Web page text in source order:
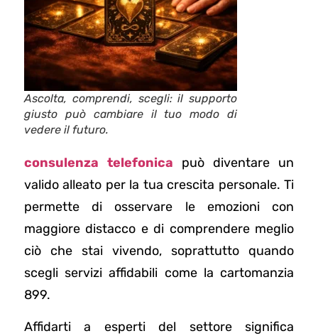
Ascolta, comprendi, scegli: il supporto
giusto può cambiare il tuo modo di
vedere il futuro.
consulenza telefonica può diventare un
valido alleato per la tua crescita personale. Ti
permette di osservare le emozioni con
maggiore distacco e di comprendere meglio
ciò che stai vivendo, soprattutto quando
scegli servizi affidabili come la cartomanzia
899.
Affidarti a esperti del settore significa